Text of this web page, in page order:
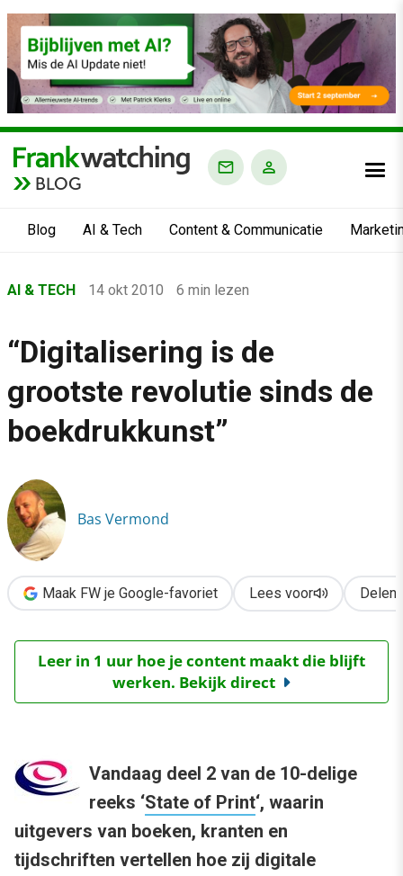
BLOG
Blog AI & Tech Content & Communicatie
›
AI & Tech
›
“Digitalisering is de grootste revolutie sinds de
AI & TECH 14 okt 2010 6 min lezen
“Digitalisering is de
grootste revolutie sinds de
boekdrukkunst”
Bas Vermond
Maak FW je Google-favoriet Lees voor Delen
Leer in 1 uur hoe je content maakt die blijft
werken. Bekijk direct
Vandaag deel 2 van de 10-delige
reeks ‘State of Print‘, waarin
uitgevers van boeken, kranten en
tijdschriften vertellen hoe zij digitale